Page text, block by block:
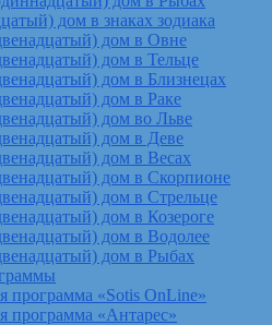
дом в знаках зодиака
дом в Овне
дом в Тельце
дом в Близнецах
дом в Раке
дом во Льве
дом в Деве
дом в Весах
дом в Скорпионе
дом в Стрельце
дом в Козероге
дом в Водолее
дом в Рыбах
программа «Sotis OnLine»
программа «Антарес»